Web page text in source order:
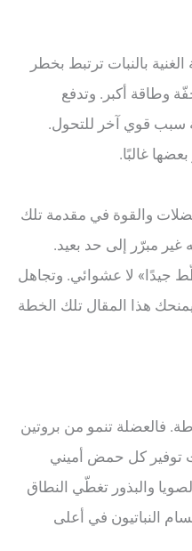
بالنبات ترتبط بخطر
وطاقة أكبر. وتدفع
سبب قوي آخر للتحول.
غالبًا.
والقوة في مقدمة تلك
مبرّر إلى حد بعيد.
جيدًا» لا عشوائي. وتجاهل
هذا المقال تلك الخطة
فالعضلة تنمو من بروتين
توفير كل حمض أميني
والبذور تغطّي النطاق
النباتيون في أعلى